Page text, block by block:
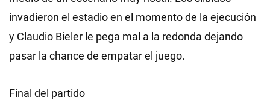
invadieron el estadio en el momento de la ejecución
y Claudio Bieler le pega mal a la redonda dejando
pasar la chance de empatar el juego.
Final del partido